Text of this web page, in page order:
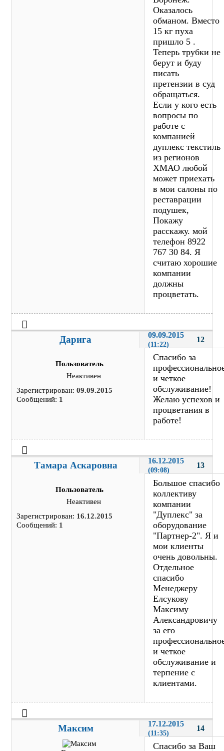
Оказалось
обманом. Вместо
15 кг пуха
пришло 5 .
Теперь трубки не
берут и буду
писать
претензии в суд
обращаться.
Если у кого есть
вопросы по
работе с
компанией
дуплекс текстиль
из регионов
ХМАО любой
может приехать
в мои салоны по
реставрации
подушек,
Покажу
расскажу. мой
телефон 8922
767 30 84. Я
считаю хорошие
компании
должны
процветать.
12
Дарига 09.09.2015
(11:22)
Пользователь
Неактивен
Зарегистрирован:09.09.2015
Сообщений: 1
Спасибо за
и четкое
обслуживание!
Желаю успехов и
процветания в
работе!
13
Тамара Аскаровна 16.12.2015
(09:08)
Пользователь
Неактивен
Зарегистрирован: 16.12.2015
Сообщений: 1
Большое спасибо
коллективу
компании
"Дуплекс" за
оборудование
"Партнер-2". Я и
мои клиенты
очень довольны.
Отдельное
спасибо
Менеджеру
Елсукову
Максиму
Александровичу
за его
и четкое
обслуживание и
терпение с
клиентами.
14
Максим 17.12.2015
(11:35)
Спасибо за Ваш